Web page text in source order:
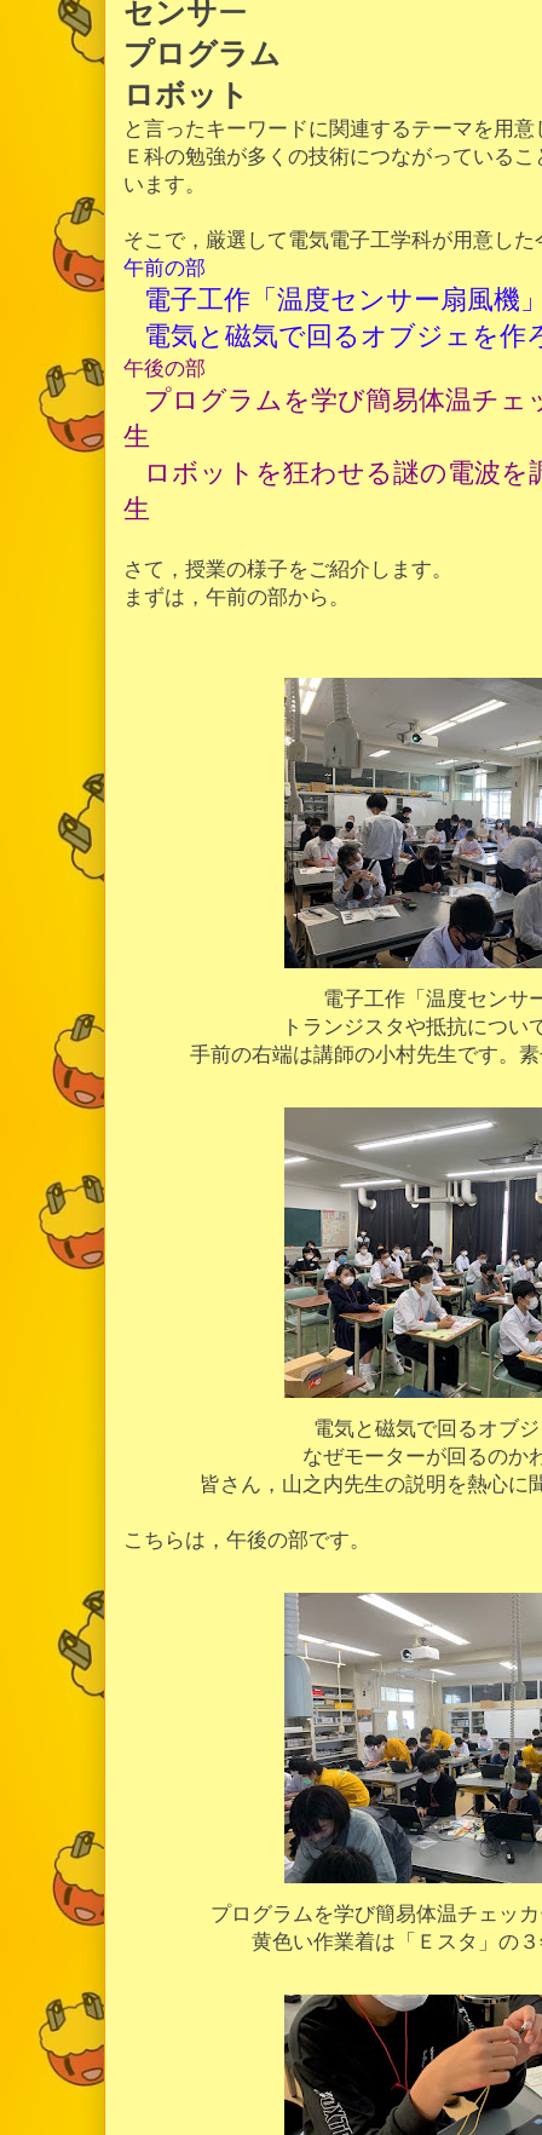
センサー
プログラム
ロボット
と言ったキーワードに関連するテーマを用意
Ｅ科の勉強が多くの技術につながっている
います。
そこで，厳選して電気電子工学科が用意し
午前の部
電子工作「温度センサー扇風機
電気と磁気で回るオブジェを作
午後の部
プログラムを学び簡易体温チェ
生
ロボットを狂わせる謎の電波を
生
さて，授業の様子をご紹介します。
まずは，午前の部から。
電子工作「温度センサ
トランジスタや抵抗につい
手前の右端は講師の小村先生です。
電気と磁気で回るオブ
なぜモーターが回るのか
皆さん，山之内先生の説明を熱心に
こちらは，午後の部です。
プログラムを学び簡易体温チェッ
黄色い作業着は「Ｅスタ」の